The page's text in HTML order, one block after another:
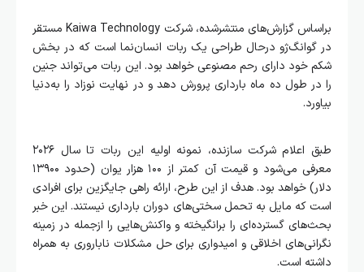
براساس گزارش‌های منتشرشده، شرکت Kaiwa Technology مستقر
در گوانگ‌ژو درحال طراحی یک ربات انسان‌نما است که در بخش
شکم خود دارای رحم مصنوعی خواهد بود. این ربات می‌تواند جنین
را در طول ده ماه بارداری پرورش دهد و در نهایت نوزاد را به‌دنیا
بیاورد.
طبق اعلام شرکت سازنده، نمونه اولیه این ربات تا سال ۲۰۲۶
معرفی می‌شود و قیمت آن کمتر از ۱۰۰ هزار یوان (حدود ۱۳۹۰۰
دلار) خواهد بود. هدف از این طرح، ارائه راهی جایگزین برای افرادی
است که مایل به تحمل سختی‌های دوران بارداری نیستند. این خبر
بحث‌های گسترده‌ای را برانگیخته و واکنش‌هایی را ازجمله در زمینه
نگرانی‌های اخلاقی و امیدواری برای حل مشکلات ناباروری به همراه
داشته است.